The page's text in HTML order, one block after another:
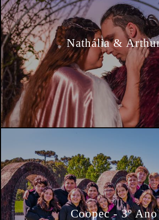
Nathália &
Coopec - 3º Ano